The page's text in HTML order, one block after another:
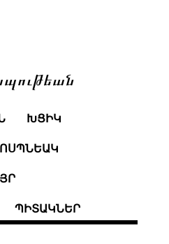
ԽՑԻԿ
ՈՍՊՆԵԱԿ
ՊԻՏԱԿՆԵՐ